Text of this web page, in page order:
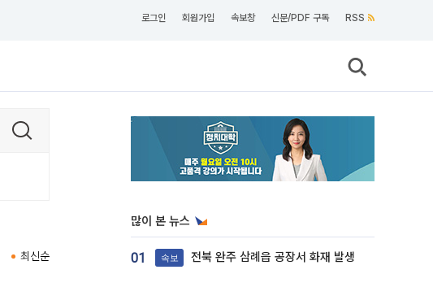
로그인 회원가입 속보창 신문/PDF 구독 RSS
최신순
많이 본 뉴스
01 속보 전북 완주 삼례읍 공장서 화재 발생